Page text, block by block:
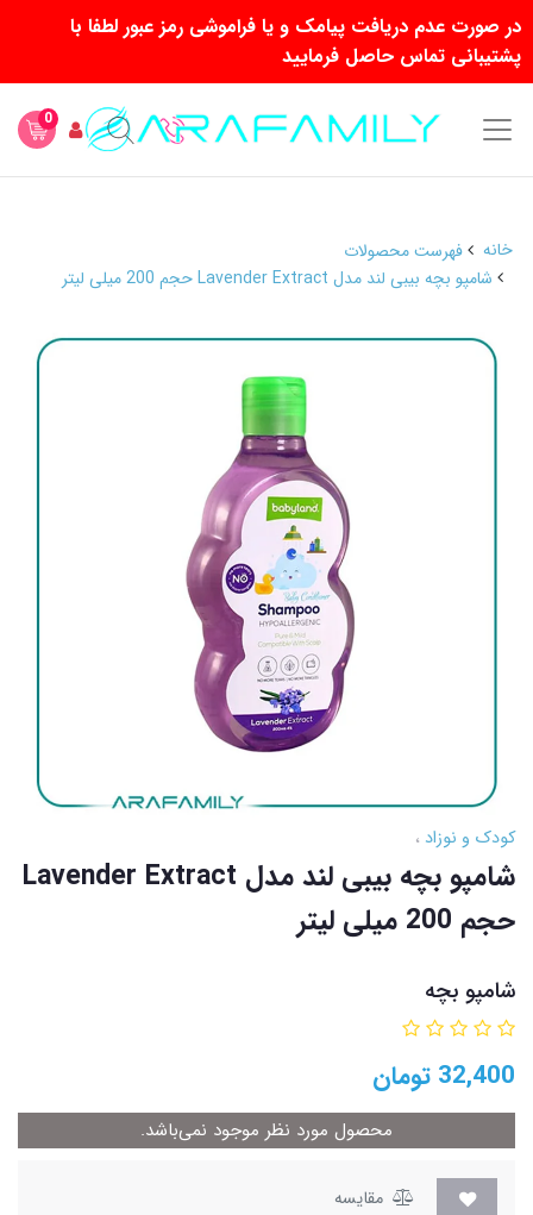
در صورت عدم دریافت پیامک و یا فراموشی رمز عبور لطفا با
پشتیبانی تماس حاصل فرمایید
0
خانه
فهرست محصولات
شامپو بچه بیبی لند مدل Lavender Extract حجم 200 میلی لیتر
کودک و نوزاد
شامپو بچه بیبی لند مدل Lavender Extract
حجم 200 میلی لیتر
شامپو بچه
32,400 تومان
محصول مورد نظر موجود نمی‌باشد.
مقایسه